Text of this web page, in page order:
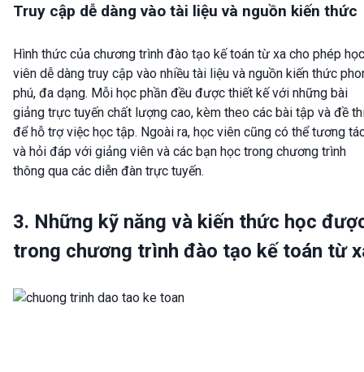
Truy cập dễ dàng vào tài liệu và nguồn kiến thức
Hình thức của chương trình đào tạo kế toán từ xa cho phép học
viên dễ dàng truy cập vào nhiều tài liệu và nguồn kiến thức
phú, đa dạng. Mỗi học phần đều được thiết kế với những bài
giảng trực tuyến chất lượng cao, kèm theo các bài tập và đề
để hỗ trợ việc học tập. Ngoài ra, học viên cũng có thể tương
và hỏi đáp với giảng viên và các bạn học trong chương trình
thông qua các diễn đàn trực tuyến.
3. Những kỹ năng và kiến thức học
trong chương trình đào tạo kế toán từ